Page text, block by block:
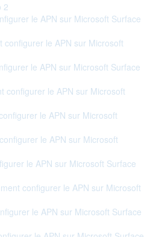
2
le APN sur Microsoft Surface
configurer le APN sur Microsoft
le APN sur Microsoft Surface
configurer le APN sur Microsoft
le APN sur Microsoft
le APN sur Microsoft
le APN sur Microsoft Surface
configurer le APN sur Microsoft
le APN sur Microsoft Surface